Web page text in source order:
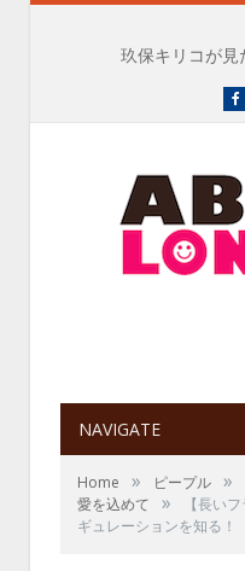
玖保キリコが見
NAVIGATE
Home » ピープル »
愛を込めて
»
【長い
ギュレーションを知る！